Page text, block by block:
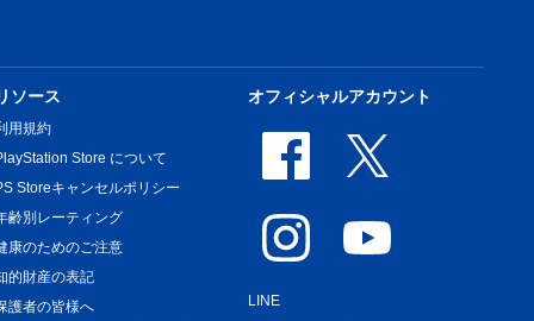
ソース
用規約
Store について
Storeキャンセルポリシー
齢別レーティング
康のためのご注意
的財産の表記
護者の皆様へ
オフィシャルアカウント
LINE